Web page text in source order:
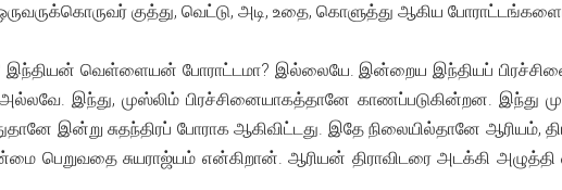
குத்து, வெட்டு, அடி, உதை, கொளுத்து ஆகிய
வெள்ளையன் போராட்டமா? இல்லையே. இன்றைய இந்தியப் பிரச்சினை,
இந்து, முஸ்லிம் பிரச்சினையாகத்தானே காணப்படுகின்றன. இந்து
இன்று சுதந்திரப் போராக ஆகிவிட்டது. இதே நிலையில்தானே ஆரியம்,
பெறுவதை சுயராஜ்யம் என்கிறான். ஆரியன் திராவிடரை அடக்கி அழுத்தி